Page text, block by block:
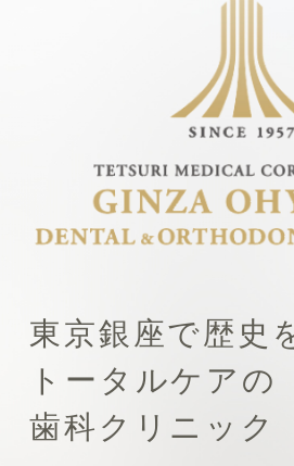
東京銀座で歴史
トータルケアの
歯科クリニック